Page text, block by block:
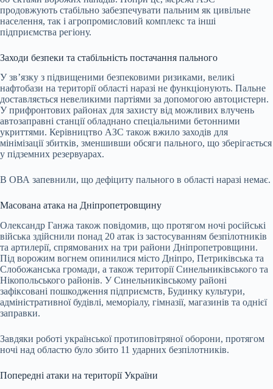
продовжують стабільно забезпечувати пальним як цивільне
населення, так і агропромисловий комплекс та інші
підприємства регіону.
Заходи безпеки та стабільність постачання пального
У зв’язку з підвищеними безпековими ризиками, великі
нафтобази на території області наразі не функціонують. Пальне
доставляється невеликими партіями за допомогою автоцистерн.
У прифронтових районах для захисту від можливих влучень
автозаправні станції обладнано спеціальними бетонними
укриттями. Керівництво АЗС також вжило заходів для
мінімізації збитків, зменшивши обсяги пального, що зберігається
у підземних резервуарах.
В ОВА запевнили, що дефіциту пального в області наразі немає.
Масована атака на Дніпропетровщину
Олександр Ганжа також повідомив, що протягом ночі російські
війська здійснили понад 20 атак із застосуванням безпілотників
та артилерії, спрямованих на три райони Дніпропетровщини.
Під ворожим вогнем опинилися місто Дніпро, Петриківська та
Слобожанська громади, а також території Синельниківського та
Нікопольського районів. У Синельниківському районі
зафіксовані пошкодження підприємств, Будинку культури,
адміністративної будівлі, меморіалу, гімназії, магазинів та однієї
заправки.
Завдяки роботі української протиповітряної оборони, протягом
ночі над областю було збито 11 ударних безпілотників.
Попередні атаки на території України